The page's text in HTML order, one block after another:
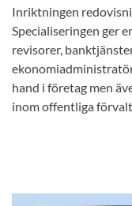
Inriktningen
Specialiseringen ger
revisorer,
hand i företag men
inom offentliga